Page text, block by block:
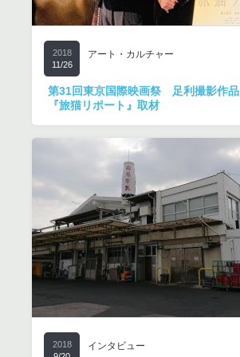
2018
11/26
アート・カルチャー
第31回東京国際映画祭 足利撮影作品
『旅猫リポート』取材
2018
インタビュー